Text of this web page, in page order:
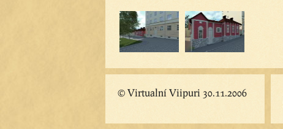
© Virtualní Viipuri 30.11.2006